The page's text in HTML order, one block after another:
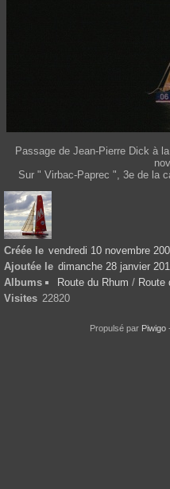
Passage de Jean-Pierre Dick à
Sur " Virbac-Paprec ", 3e de la
Créée le vendredi 10 novembre
Ajoutée le dimanche 28 janvier
Albums
Route du Rhum / Route
Visites 22820
Propulsé par Piwigo -